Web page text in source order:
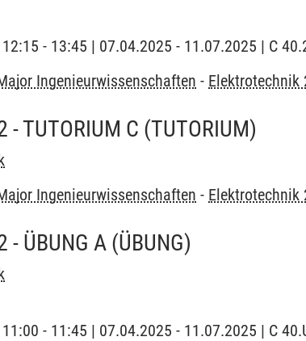
- 13:45 | 07.04.2025 - 11.07.2025 | C
Ingenieurwissenschaften - Elektrotechnik
- TUTORIUM C (TUTORIUM)
Ingenieurwissenschaften - Elektrotechnik
- ÜBUNG A (ÜBUNG)
- 11:45 | 07.04.2025 - 11.07.2025 | C